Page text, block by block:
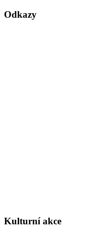
Odkazy
Kulturní akce